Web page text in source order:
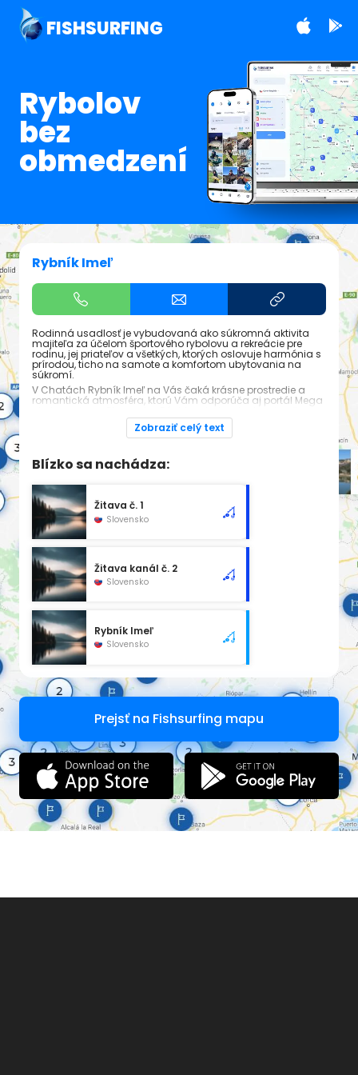
FISHSURFING
Rybolov
bez
obmedzení
Rybník Imeľ
Rodinná usadlosť je vybudovaná ako súkromná aktivita
majiteľa za účelom športového rybolovu a rekreácie pre
rodinu, jej priateľov a všetkých, ktorých oslovuje harmónia s
prírodou, ticho na samote a komfortom ubytovania na
súkromí.
V Chatách Rybník Imeľ na Vás čaká krásne prostredie a
romantická atmosféra, ktorú Vám odporúča aj portál Mega
ubytovanie vyhľadáte priamo v sekcii ubytovanie Imeľ a
zároveň aj na stránke chaty na prenájom. Veríme, že Vaša
dovolenka na Slovensku strávená v Chate Rybník Imeľ bude
blízkych. Tešíme sa na stretnutie s Vami!
Zobraziť celý text
Blízko sa nachádza:
Žitava č. 1
Slovensko
Žitava kanál č. 2
Slovensko
Rybník Imeľ
Slovensko
Prejsť na Fishsurfing mapu